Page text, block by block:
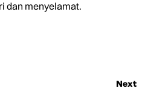
dan menyelamat.
Next